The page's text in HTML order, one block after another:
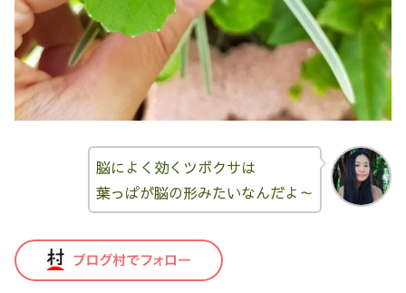
脳によく効くツボクサは
葉っぱが脳の形みたいなんだよ～